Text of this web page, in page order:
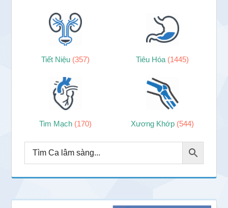
Tiết Niệu (357) Tiêu Hóa (1445)
Tim Mạch (170) Xương Khớp (544)